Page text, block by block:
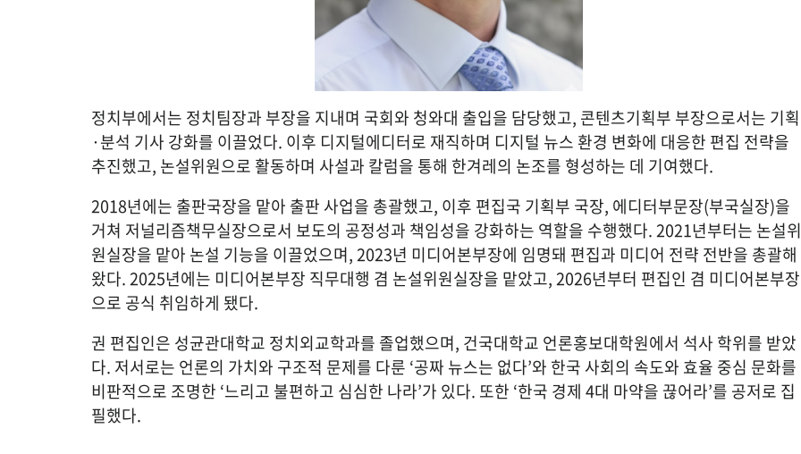
정치부에서는 정치팀장과 부장을 지내며 국회와 청와대 출입을 담당했고, 콘텐츠기획부 부장으로서는 기획
·분석 기사 강화를 이끌었다. 이후 디지털에디터로 재직하며 디지털 뉴스 환경 변화에 대응한 편집 전략을
추진했고, 논설위원으로 활동하며 사설과 칼럼을 통해 한겨레의 논조를 형성하는 데 기여했다.
2018년에는 출판국장을 맡아 출판 사업을 총괄했고, 이후 편집국 기획부 국장, 에디터부문장(부국실장)을
거쳐 저널리즘책무실장으로서 보도의 공정성과 책임성을 강화하는 역할을 수행했다. 2021년부터는 논설위
원실장을 맡아 논설 기능을 이끌었으며, 2023년 미디어본부장에 임명돼 편집과 미디어 전략 전반을 총괄해
왔다. 2025년에는 미디어본부장 직무대행 겸 논설위원실장을 맡았고, 2026년부터 편집인 겸 미디어본부장
으로 공식 취임하게 됐다.
권 편집인은 성균관대학교 정치외교학과를 졸업했으며, 건국대학교 언론홍보대학원에서 석사 학위를 받았
다. 저서로는 언론의 가치와 구조적 문제를 다룬 ‘공짜 뉴스는 없다’와 한국 사회의 속도와 효율 중심 문화를
비판적으로 조명한 ‘느리고 불편하고 심심한 나라’가 있다. 또한 ‘한국 경제 4대 마약을 끊어라’를 공저로 집
필했다.